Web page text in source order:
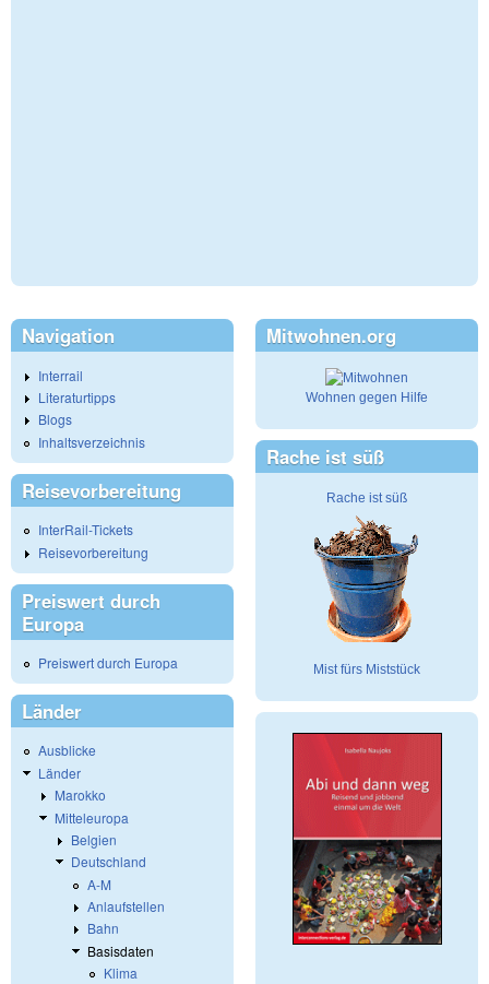
Navigation
Interrail
Literaturtipps
Blogs
Inhaltsverzeichnis
Reisevorbereitung
InterRail-Tickets
Reisevorbereitung
Preiswert durch
Europa
Preiswert durch Europa
Länder
Ausblicke
Länder
Marokko
Mitteleuropa
Belgien
Deutschland
A-M
Anlaufstellen
Bahn
Basisdaten
Klima
Mitwohnen.org
Wohnen gegen Hilfe
Rache ist süß
Rache ist süß
Mist fürs Miststück